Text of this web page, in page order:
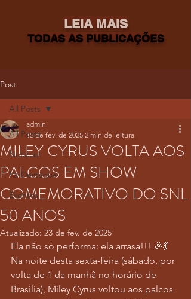
LEIA MAIS
TODAS AS PUBLICAÇÕES
Post
All Posts
Notícias
Fã-Destaque
Eventos
All Posts
MILEY CYRUS VOLTA AOS
PALCOS EM SHOW
COMEMORATIVO DO SNL
50 ANOS
admin
15 de fev. de 2025 2 min de leitura
Atualizado: 23 de fev. de 2025
Ela não só performa: ela arrasa!!! 🎉💃
Na noite desta sexta-feira (sábado, por
volta de 1 da manhã no horário de
Brasília), Miley Cyrus voltou aos palcos